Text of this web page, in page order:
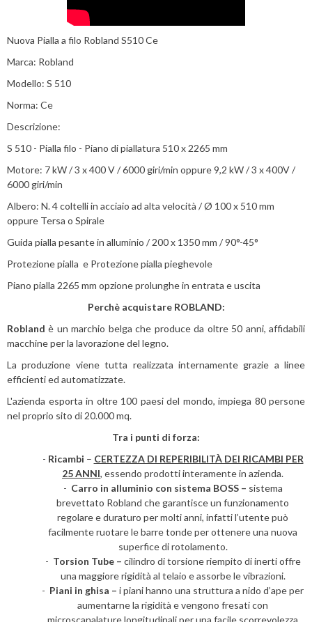
Nuova Pialla a filo Robland S510 Ce
Marca: Robland
Modello: S 510
Norma: Ce
Descrizione:
S 510 - Pialla filo - Piano di piallatura 510 x 2265 mm
Motore: 7 kW / 3 x 400 V / 6000 giri/min oppure 9,2 kW / 3 x 400V /
6000 giri/min
Albero: N. 4 coltelli in acciaio ad alta velocità / Ø 100 x 510 mm
oppure Tersa o Spirale
Guida pialla pesante in alluminio / 200 x 1350 mm / 90°-45°
Protezione pialla e Protezione pialla pieghevole
Piano pialla 2265 mm opzione prolunghe in entrata e uscita
Perchè acquistare ROBLAND:
Roblandè un marchio belga che produce da oltre 50 anni, affidabili
macchine per la lavorazione del legno.
La produzione viene tutta realizzata internamente grazie a linee
efficienti ed automatizzate.
L'azienda esporta in oltre 100 paesi del mondo, impiega 80 persone
nel proprio sito di 20.000 mq.
Tra i punti di forza:
- Ricambi – CERTEZZA DI REPERIBILITÀ DEI RICAMBI PER
25 ANNI, essendo prodotti interamente in azienda.
- Carro in alluminio con sistema BOSS – sistema
brevettato Robland che garantisce un funzionamento
regolare e duraturo per molti anni, infatti l’utente può
facilmente ruotare le barre tonde per ottenere una nuova
superfice di rotolamento.
- Torsion Tube – cilindro di torsione riempito di inerti offre
una maggiore rigidità al telaio e assorbe le vibrazioni.
- Piani in ghisa – i piani hanno una struttura a nido d’ape per
aumentarne la rigidità e vengono fresati con
microscanalature longitudinali per una facile scorrevolezza